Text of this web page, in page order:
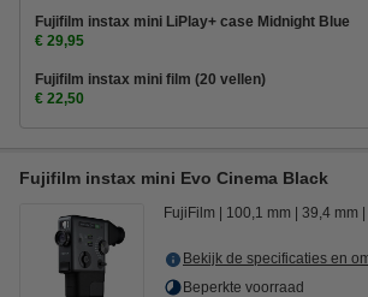
Fujifilm instax mini LiPlay+ case Midnight Blue
€ 29,95
Fujifilm instax mini film (20 vellen)
€ 22,50
Fujifilm instax mini Evo Cinema Black
FujiFilm 100,1 mm 39,4 mm
Bekijk de specificaties en
Beperkte voorraad